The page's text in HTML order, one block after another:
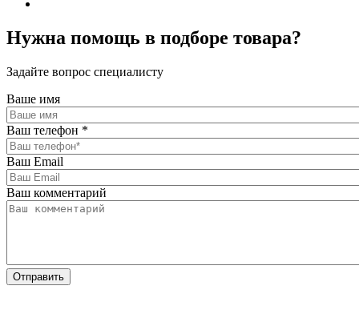
Нужна помощь в подборе товара?
Задайте вопрос специалисту
Ваше имя
Ваш телефон *
Ваш Email
Ваш комментарий